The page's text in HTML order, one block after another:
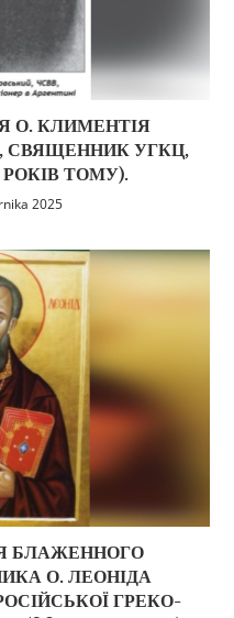
О. КЛИМЕНТІЯ
СВЯЩЕННИК УГКЦ,
РОКІВ ТОМУ).
2025
БЛАЖЕННОГО
О. ЛЕОНІДА
ГРЕКО-